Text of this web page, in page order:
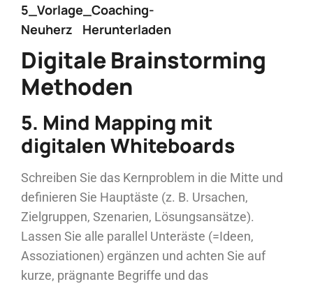
5_Vorlage_Coaching-
Neuherz
Herunterladen
Digitale Brainstorming
Methoden
5. Mind Mapping mit
digitalen Whiteboards
Schreiben Sie das Kernproblem in die Mitte und
definieren Sie Hauptäste (z. B. Ursachen,
Zielgruppen, Szenarien, Lösungsansätze).
Lassen Sie alle parallel Unteräste (=Ideen,
Assoziationen) ergänzen und achten Sie auf
kurze, prägnante Begriffe und das